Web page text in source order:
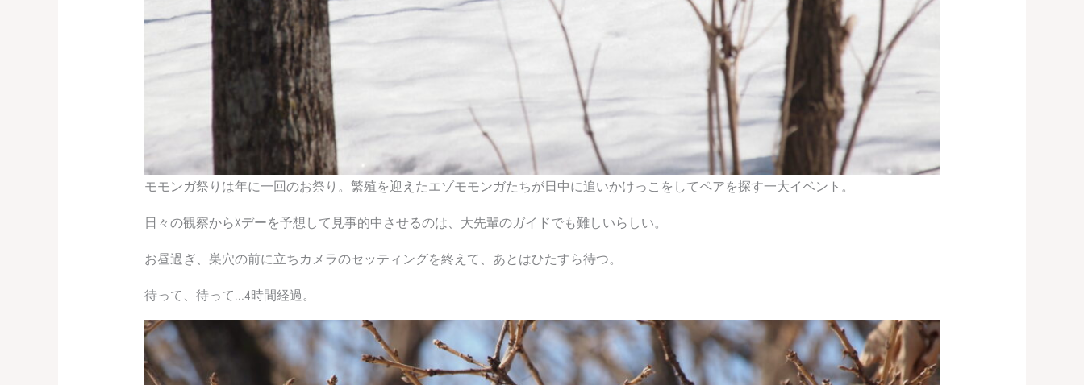
モモンガ祭りは年に一回のお祭り。繁殖を迎えたエゾモモンガたちが日中に追いかけっこをしてペアを探す一大イベント。
日々の観察からXデーを予想して見事的中させるのは、大先輩のガイドでも難しいらしい。
お昼過ぎ、巣穴の前に立ちカメラのセッティングを終えて、あとはひたすら待つ。
待って、待って…4時間経過。